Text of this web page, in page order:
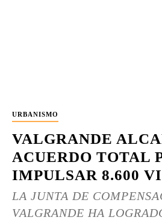
URBANISMO
VALGRANDE
ACUERDO TOTAL
IMPULSAR 8.600
LA JUNTA DE
VALGRANDE HA